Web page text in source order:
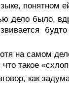
понятном
дело было,
на самом
такое
как